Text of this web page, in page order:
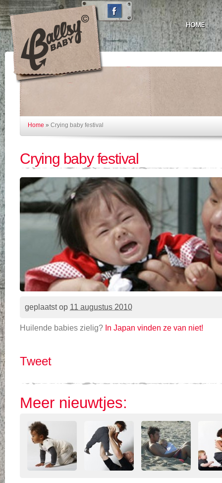
Home » Crying baby festival
Crying baby festival
geplaatst op 11 augustus 2010
Huilende babies zielig? In Japan vinden ze van niet!
Tweet
Meer nieuwtjes: